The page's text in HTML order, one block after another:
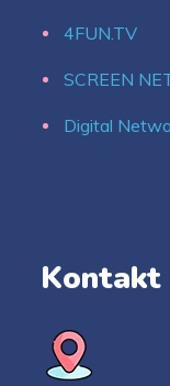
4FUN.TV
SCREEN
Digital
Kontakt